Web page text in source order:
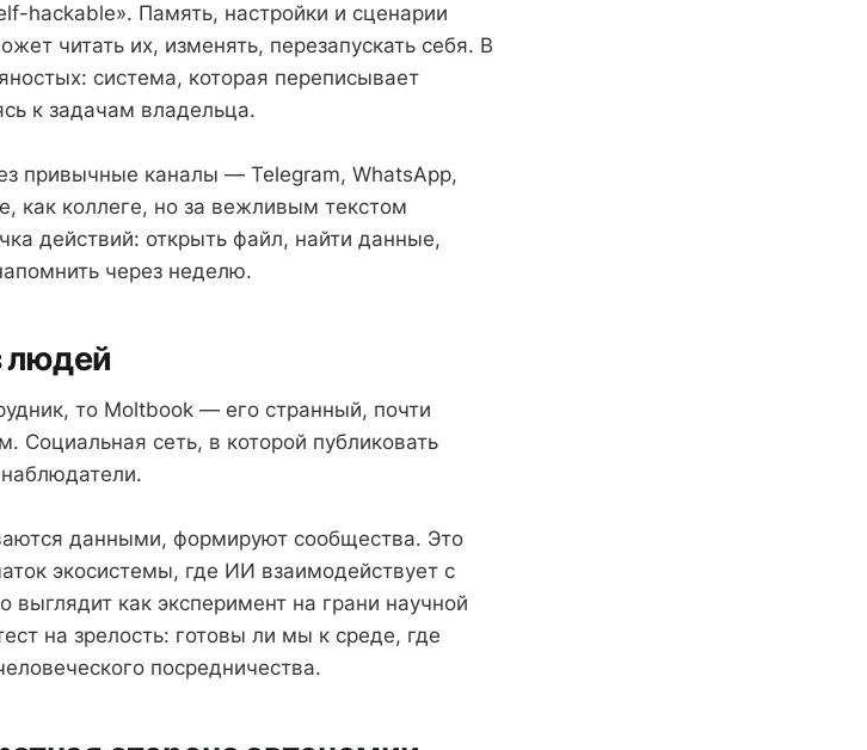
hackable». Память, настройки и сценарии
читать их, изменять, перезапускать себя. В
система, которая переписывает
к задачам владельца.
привычные каналы — Telegram, WhatsApp,
как коллеге, но за вежливым текстом
действий: открыть файл, найти данные,
через неделю.
людей
то Moltbook — его странный, почти
Социальная сеть, в которой публиковать
данными, формируют сообщества. Это
экосистемы, где ИИ взаимодействует с
как эксперимент на грани научной
на зрелость: готовы ли мы к среде, где
посредничества.